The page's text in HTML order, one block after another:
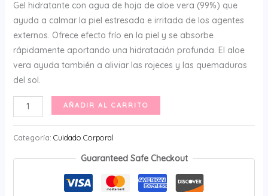
Gel hidratante con agua de hoja de aloe vera (99%) que
ayuda a calmar la piel estresada e irritada de los agentes
externos. Ofrece efecto frío en la piel y se absorbe
rápidamente aportando una hidratación profunda. El aloe
vera ayuda también a aliviar las rojeces y las quemaduras
del sol.
TONYMOLY
ALOE
99%
CHOK
AÑADIR AL CARRITO
Categoría: Cuidado Corporal
Guaranteed Safe Checkout